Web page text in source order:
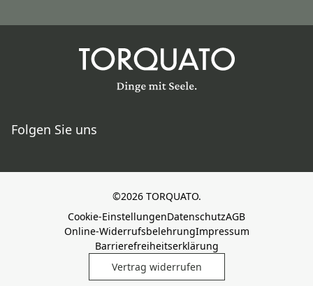
Folgen Sie uns
©2026 TORQUATO.
Cookie-EinstellungenDatenschutzAGB
Online-WiderrufsbelehrungImpressum
Barrierefreiheitserklärung
Vertrag widerrufen